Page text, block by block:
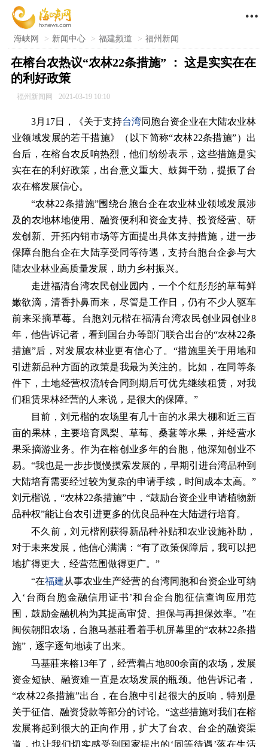

海峡网 > 新闻中心 > 福建频道 > 福州新闻
在榕台农热议“农林22条措施” ： 这是实实在在
的利好政策
福州新闻网 2021-03-19 10:10
3月17日，《关于支持台湾同胞台资企业在大陆农业林
业领域发展的若干措施》（以下简称“农林22条措施”）出
台后，在榕台农反响热烈，他们纷纷表示，这些措施是实
实在在的利好政策，出台意义重大、鼓舞干劲，提振了台
农在榕发展信心。
“农林22条措施”围绕台胞台企在农业林业领域发展涉
及的农地林地使用、融资便利和资金支持、投资经营、研
发创新、开拓内销市场等方面提出具体支持措施，进一步
保障台胞台企在大陆享受同等待遇，支持台胞台企参与大
陆农业林业高质量发展，助力乡村振兴。
走进福清台湾农民创业园内，一个个红彤彤的草莓鲜
嫩欲滴，清香扑鼻而来，尽管是工作日，仍有不少人驱车
前来采摘草莓。台胞刘元楷在福清台湾农民创业园创业8
年，他告诉记者，看到国台办等部门联合出台的“农林22条
措施”后，对发展农林业更有信心了。“措施里关于用地和
引进新品种方面的政策是我最为关注的。比如，在同等条
件下，土地经营权流转合同到期后可优先继续租赁，对我
们租赁果林经营的人来说，是很大的保障。”
目前，刘元楷的农场里有几十亩的水果大棚和近三百
亩的果林，主要培育凤梨、草莓、桑葚等水果，并经营水
果采摘游业务。作为在榕创业多年的台胞，他深知创业不
易。“我也是一步步慢慢摸索发展的，早期引进台湾品种到
大陆培育需要经过较为复杂的申请手续，时间成本太高。”
刘元楷说，“农林22条措施”中，“鼓励台资企业申请植物新
品种权”能让台农引进更多的优良品种在大陆进行培育。
不久前，刘元楷刚获得新品种补贴和农业设施补助，
对于未来发展，他信心满满：“有了政策保障后，我可以把
地扩得更大，经营范围做得更广。”
“在福建从事农业生产经营的台湾同胞和台资企业可纳
入‘台商台胞金融信用证书’和台企台胞征信查询应用范
围，鼓励金融机构为其提高审贷、担保与再担保效率。”在
闽侯朝阳农场，台胞马基莊看着手机屏幕里的“农林22条措
施”，逐字逐句地读了出来。
马基莊来榕13年了，经营着占地800余亩的农场，发展
资金短缺、融资难一直是农场发展的瓶颈。他告诉记者，
“农林22条措施”出台，在台胞中引起很大的反响，特别是
关于征信、融资贷款等部分的讨论。“这些措施对我们在榕
发展将起到很大的正向作用，扩大了台农、台企的融资渠
道，也让我们切实感受到国家提出的‘同等待遇’落在生活